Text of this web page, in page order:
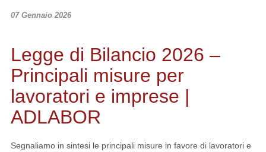
07 Gennaio 2026
Legge di Bilancio 2026 –
Principali misure per
lavoratori e imprese |
ADLABOR
Segnaliamo in sintesi le principali misure in favore di lavoratori e